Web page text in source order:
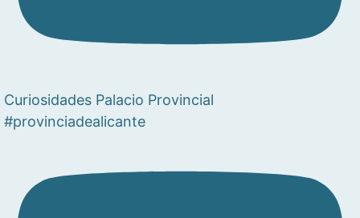
Curiosidades Palacio Provincial
#provinciadealicante